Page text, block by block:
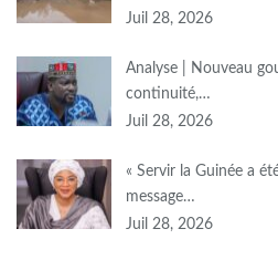
Juil 28, 2026
Analyse | Nouveau
continuité,…
Juil 28, 2026
« Servir la Guinée a
message…
Juil 28, 2026